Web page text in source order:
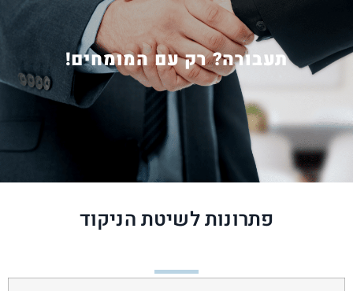
תעבורה? רק עם המומחים!
פתרונות לשיטת הניקוד